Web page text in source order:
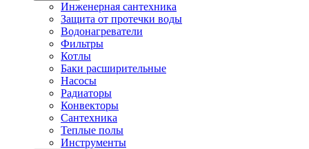
Инженерная сантехника
Защита от протечки воды
Водонагреватели
Фильтры
Котлы
Баки расширительные
Насосы
Радиаторы
Конвекторы
Сантехника
Теплые полы
Инструменты